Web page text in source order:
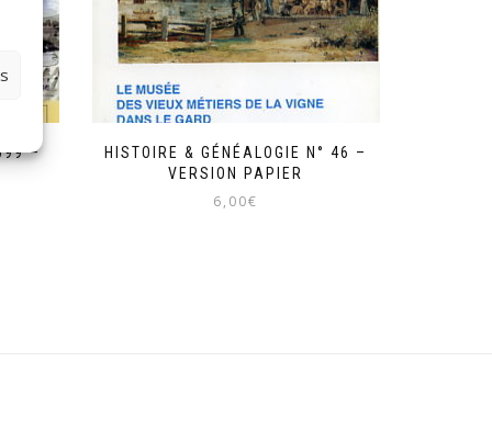
–
HISTOIRE & GÉNÉALOGIE N° 46 –
VERSION PAPIER
6,00€